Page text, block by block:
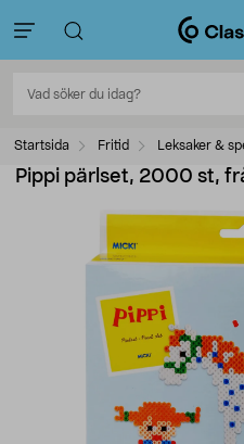
Startsida Fritid Leksaker &
Pippi pärlset, 2000 st,